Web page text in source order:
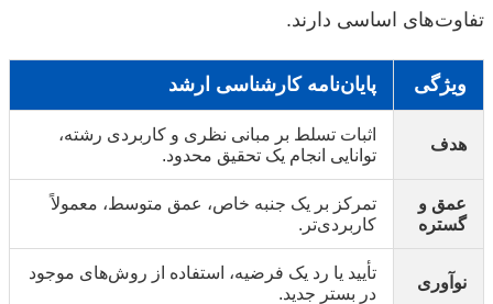
تفاوت‌های اساسی دارند.
ویژگی پایان‌نامه کارشناسی ارشد
هدف
اثبات تسلط بر مبانی نظری و کاربردی رشته،
توانایی انجام یک تحقیق محدود.
عمق و
گستره
تمرکز بر یک جنبه خاص، عمق متوسط، معمولاً
کاربردی‌تر.
نوآوری
تأیید یا رد یک فرضیه، استفاده از روش‌های موجود
در بستر جدید.